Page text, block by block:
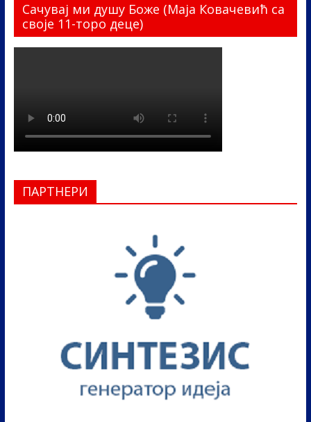
Сачувај ми душу Боже (Маја Ковачевић са
своје 11-торо деце)
ПАРТНЕРИ